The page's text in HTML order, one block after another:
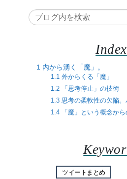
Index
1 内から湧く「魔」。
1.1外からくる「魔」
1.2「思考停止」の技術
1.3思考の柔軟性の欠陥。
1.4「魔」という概念から
ツイートまとめ